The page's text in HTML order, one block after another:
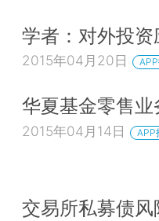
学者：对外投资
2015年04月20日
华夏基金零售
2015年04月14日 APP
交易所私募债风